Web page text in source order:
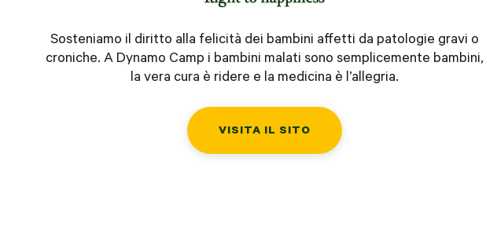
Sosteniamo il diritto alla felicità dei bambini affetti da patologie gravi o
croniche. A Dynamo Camp i bambini malati sono semplicemente bambini,
la vera cura è ridere e la medicina è l’allegria.
VISITA IL SITO